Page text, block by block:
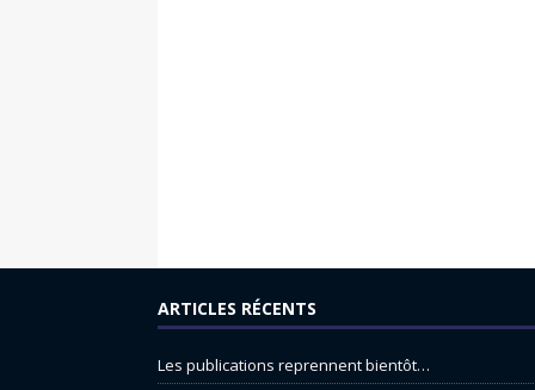
ARTICLES RÉCENTS
Les publications reprennent bientôt…